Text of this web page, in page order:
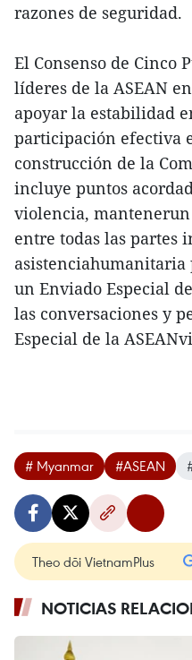
razones de seguridad.
El Consenso de Cinco
líderes de la ASEAN
apoyar la estabilidad
participación efectiva
construcción de la
incluye puntos
violencia,
entre todas las partes
un Enviado Especial
las conversaciones y
Especial de la
# Myanmar #ASEAN
Theo dõi VietnamPlus
NOTICIAS